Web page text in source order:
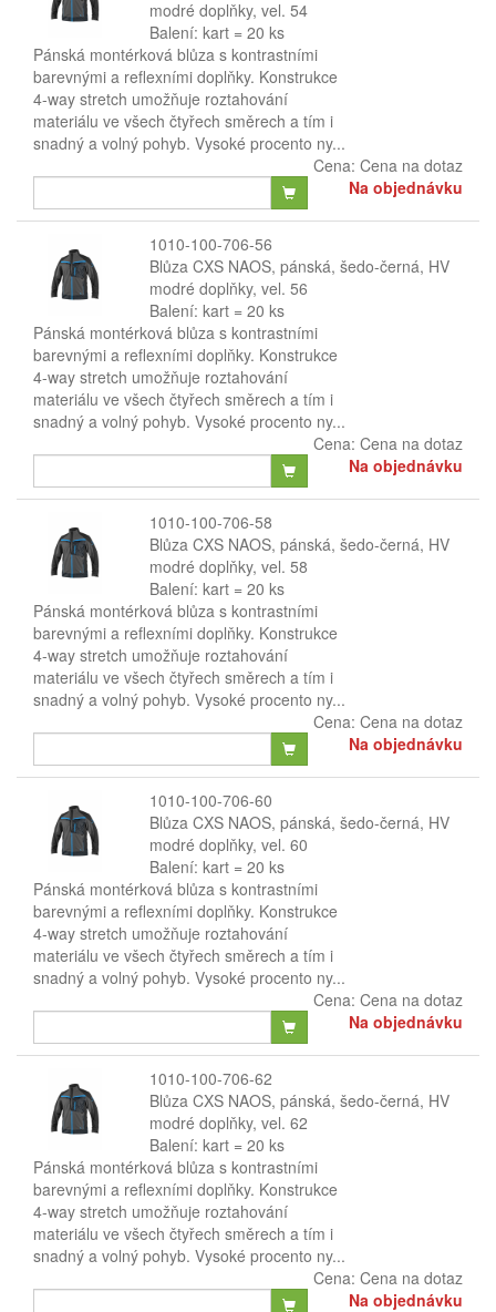
modré doplňky, vel. 54
Balení: kart = 20 ks
Pánská montérková blůza s kontrastními
barevnými a reflexními doplňky. Konstrukce
4-way stretch umožňuje roztahování
materiálu ve všech čtyřech směrech a tím i
snadný a volný pohyb. Vysoké procento ny...
Cena: Cena na dotaz
Na objednávku
1010-100-706-56
Blůza CXS NAOS, pánská, šedo-černá, HV
modré doplňky, vel. 56
Balení: kart = 20 ks
Pánská montérková blůza s kontrastními
barevnými a reflexními doplňky. Konstrukce
4-way stretch umožňuje roztahování
materiálu ve všech čtyřech směrech a tím i
snadný a volný pohyb. Vysoké procento ny...
Cena: Cena na dotaz
Na objednávku
1010-100-706-58
Blůza CXS NAOS, pánská, šedo-černá, HV
modré doplňky, vel. 58
Balení: kart = 20 ks
Pánská montérková blůza s kontrastními
barevnými a reflexními doplňky. Konstrukce
4-way stretch umožňuje roztahování
materiálu ve všech čtyřech směrech a tím i
snadný a volný pohyb. Vysoké procento ny...
Cena: Cena na dotaz
Na objednávku
1010-100-706-60
Blůza CXS NAOS, pánská, šedo-černá, HV
modré doplňky, vel. 60
Balení: kart = 20 ks
Pánská montérková blůza s kontrastními
barevnými a reflexními doplňky. Konstrukce
4-way stretch umožňuje roztahování
materiálu ve všech čtyřech směrech a tím i
snadný a volný pohyb. Vysoké procento ny...
Cena: Cena na dotaz
Na objednávku
1010-100-706-62
Blůza CXS NAOS, pánská, šedo-černá, HV
modré doplňky, vel. 62
Balení: kart = 20 ks
Pánská montérková blůza s kontrastními
barevnými a reflexními doplňky. Konstrukce
4-way stretch umožňuje roztahování
materiálu ve všech čtyřech směrech a tím i
snadný a volný pohyb. Vysoké procento ny...
Cena: Cena na dotaz
Na objednávku